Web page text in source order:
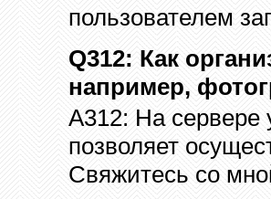
пользователем
Q312: Как
например,
A312: На сервере
позволяет
Свяжитесь со